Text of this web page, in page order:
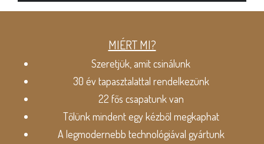
MIÉRT MI?
Szeretjük, amit csinálunk
30 év tapasztalattal rendelkezünk
22 fős csapatunk van
Tőlünk mindent egy kézből megkaphat
A legmodernebb technológiával gyártunk